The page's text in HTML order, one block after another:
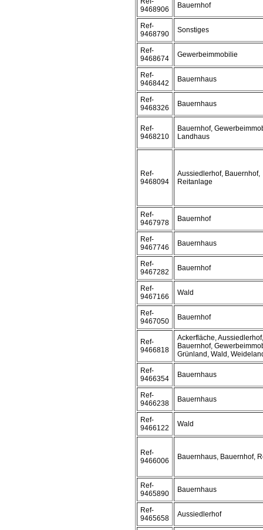
9468906
Bauernhof
Ref-
9468790
Sonstiges
Ref-
9468674
Gewerbeimmobilie
Ref-
9468442
Bauernhaus
Ref-
9468326
Bauernhaus
Ref-
9468210
Bauernhof,
Landhaus
Ref-
9468094
Aussiedlerhof, Bauernhof,
Reitanlage
Ref-
9467978
Bauernhof
Ref-
9467746
Bauernhaus
Ref-
9467282
Bauernhof
Ref-
9467166
Wald
Ref-
9467050
Bauernhof
Ref-
9466818
Ackerfläche, Aussiedlerhof,
Bauernhof,
Grünland, Wald,
Ref-
9466354
Bauernhaus
Ref-
9466238
Bauernhaus
Ref-
9466122
Wald
Ref-
9466006
Bauernhaus, Bauernhof,
Ref-
9465890
Bauernhaus
Ref-
9465658
Aussiedlerhof